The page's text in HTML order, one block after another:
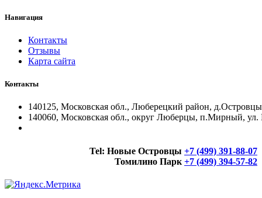
Навигация
Контакты
Отзывы
Карта сайта
Контакты
140125, Московская обл., Люберецкий район,
140060, Московская обл., округ Люберцы, п.Мирный, ул.
Tel: Новые Островцы +7 (499) 391-88-07
Томилино Парк +7 (499) 394-57-82